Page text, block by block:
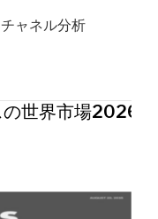
ャネル分析
世界市場2026年